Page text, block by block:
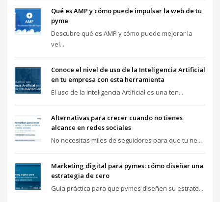
Qué es AMP y cómo puede impulsar la web de tu
pyme
Descubre qué es AMP y cómo puede mejorar la
vel...
Conoce el nivel de uso de la Inteligencia Artificial
en tu empresa con esta herramienta
El uso de la Inteligencia Artificial es una ten...
Alternativas para crecer cuando no tienes
alcance en redes sociales
No necesitas miles de seguidores para que tu ne...
Marketing digital para pymes: cómo diseñar una
estrategia de cero
Guía práctica para que pymes diseñen su estrate...